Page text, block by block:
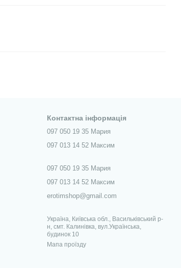
Контактна інформація
097 050 19 35 Мария
097 013 14 52 Максим
097 050 19 35 Мария
097 013 14 52 Максим
erotimshop@gmail.com
Україна, Київська обл., Васильківський р-
н, смт. Калинівка, вул.Українська,
будинок 10
Мапа проїзду